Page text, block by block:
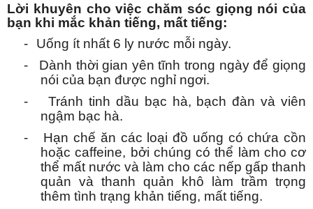
Lời khuyên cho việc chăm sóc giọng nói của
bạn khi mắc khản tiếng, mất tiếng:
-
Uống ít nhất 6 ly nước mỗi ngày.
-
Dành thời gian yên tĩnh trong ngày để giọng
nói của bạn được nghỉ ngơi.
-
Tránh tinh dầu bạc hà, bạch đàn và viên
ngậm bạc hà.
-
Hạn chế ăn các loại đồ uống có chứa cồn
hoặc caffeine, bởi chúng có thể làm cho cơ
thể mất nước và làm cho các nếp gấp thanh
quản và thanh quản khô làm trầm trọng
thêm tình trạng khản tiếng, mất tiếng.